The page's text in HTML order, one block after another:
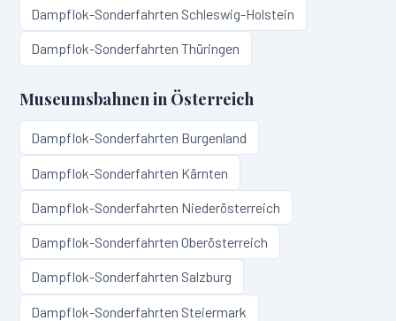
Dampflok-Sonderfahrten Schleswig-Holstein
Dampflok-SonderfahrtenThüringen
Museumsbahnen in Österreich
Dampflok-Sonderfahrten Burgenland
Dampflok-Sonderfahrten Kärnten
Dampflok-Sonderfahrten Niederösterreich
Dampflok-SonderfahrtenOberösterreich
Dampflok-Sonderfahrten Salzburg
Dampflok-Sonderfahrten Steiermark